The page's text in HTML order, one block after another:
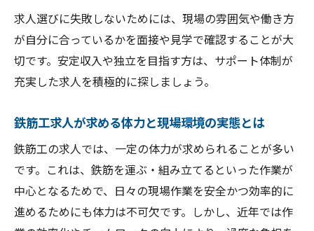
鉄筋工求人が注目される理由と収入のバラ
ンス
鉄筋工で活力を保ちながら稼ぐ秘訣を解説
鉄筋工求人で活力維持しながら稼ぐための
鉄筋工求人で無理なく収入アップする方法
とは
現場で活力と収入を両立する鉄筋工求人の
実践例
鉄筋工求人で一人親方を目指す働き方のコ
求人選びに失敗しないためには、現場の雰囲気や働き方
が自分に合っているかを面接や見学で確認することが大
切です。安定収入や独立を目指す方は、サポート体制が
充実した求人を積極的に探しましょう。
鉄筋工求人が求める体力と現場環境の実態とは
鉄筋工の求人では、一定の体力が求められることが多い
です。これは、鉄筋を運ぶ・組み立てるといった作業が
中心となるためで、日々の現場作業を安全かつ効率的に
進めるためにも体力は不可欠です。しかし、近年では作